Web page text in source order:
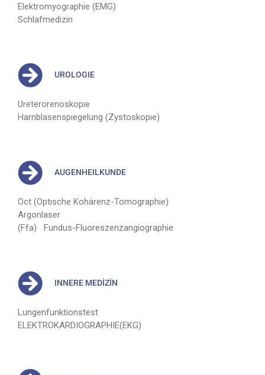
Elektromyographie (EMG)
Schlafmedizin
UROLOGIE
Ureterorenoskopıe
Harnblasenspıegelung (Zystoskopıe)
AUGENHEILKUNDE
Oct (Optısche Kohärenz-Tomographıe)
Argonlaser
(Ffa) Fundus-Fluoreszenzangiographie
INNERE MEDİZİN
Lungenfunktionstest
ELEKTROKARDIOGRAPHIE(EKG)